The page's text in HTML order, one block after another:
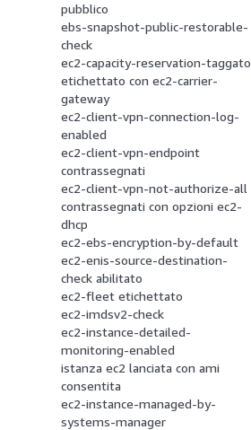
pubblico
ebs-snapshot-public-restorable-
check
ec2-capacity-reservation-taggato
etichettato con ec2-carrier-
gateway
ec2-client-vpn-connection-log-
enabled
ec2-client-vpn-endpoint
contrassegnati
ec2-client-vpn-not-authorize-all
contrassegnati con opzioni ec2-
dhcp
ec2-ebs-encryption-by-default
ec2-enis-source-destination-
check abilitato
ec2-fleet etichettato
ec2-imdsv2-check
ec2-instance-detailed-
monitoring-enabled
istanza ec2 lanciata con ami
consentita
ec2-instance-managed-by-
systems-manager